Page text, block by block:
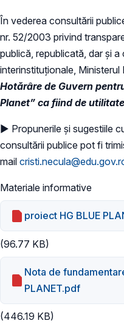
În vederea consultării
nr. 52/2003 privind
publică, republicată, dar și a
interinstituționale, Ministerul
Hotărâre de Guvern
Planet” ca fiind de
► Propunerile și sugestiile
consultării publice pot fi
mail
Materiale informative
proiect HG BLUE
(96.77 KB)
Nota de
PLANET.pdf
(446.19 KB)